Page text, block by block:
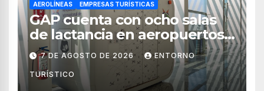
AEROLÍNEAS EMPRESAS TURÍSTICAS
GAP cuenta con ocho salas
de lactancia en aeropuertos
de México
7 DE AGOSTO DE 2026 ENTORNO
TURÍSTICO